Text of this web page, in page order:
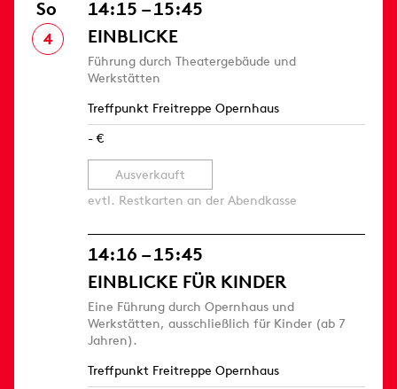
So
4
14:15 – 15:45
EINBLICKE
Führung durch Theatergebäude und
Werkstätten
Treffpunkt Freitreppe Opernhaus
- €
Ausverkauft
evtl. Restkarten an der Abendkasse
14:16 – 15:45
EINBLICKE FÜR KINDER
Eine Führung durch Opernhaus und
Werkstätten, ausschließlich für Kinder (ab 7
Jahren).
Treffpunkt Freitreppe Opernhaus